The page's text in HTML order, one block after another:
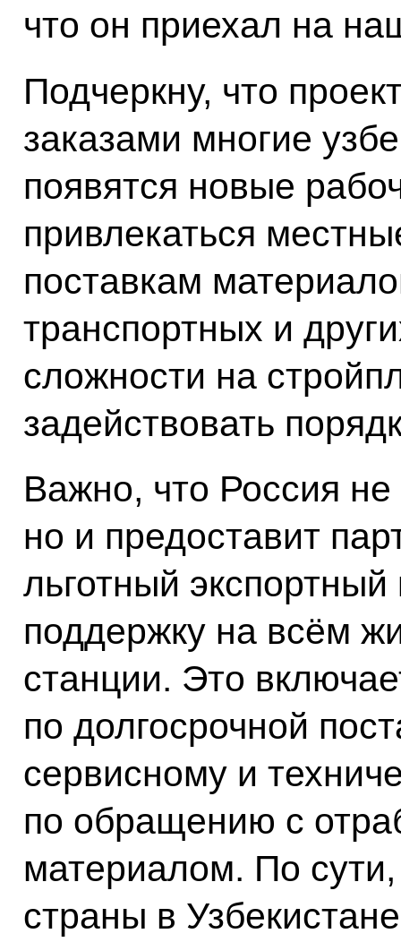
что он приехал на
Подчеркну, что
заказами многие
появятся новые
привлекаться
поставкам
транспортных и
сложности на
задействовать
Важно, что Россия
но и предоставит
льготный
поддержку на всём
станции. Это
по долгосрочной
сервисному и
по обращению с
материалом. По
страны в